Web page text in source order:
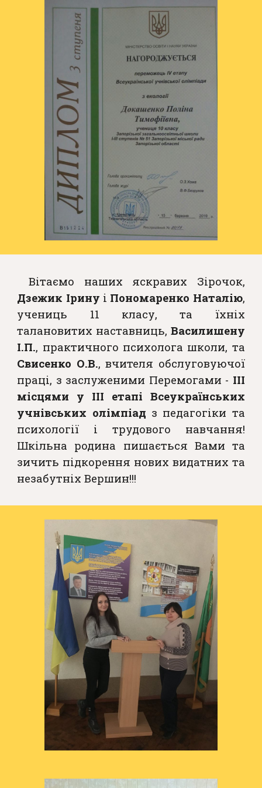
Вітаємо наших яскравих Зірочок,
Дзежик Ірину і Пономаренко Наталію,
учениць 11 класу, та їхніх
талановитих наставниць, Василишену
І.П., практичного психолога школи, та
Свисенко О.В., вчителя обслуговуючої
праці, з заслуженими Перемогами - ІІІ
місцями у ІІІ етапі Всеукраїнських
учнівських олімпіад з педагогіки та
психології і трудового навчання!
Шкільна родина пишається Вами та
зичить підкорення нових видатних та
незабутніх Вершин!!!